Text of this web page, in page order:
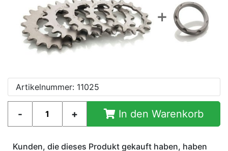
Artikelnummer: 11025
In den Warenkorb
Kunden, die dieses Produkt gekauft haben, haben